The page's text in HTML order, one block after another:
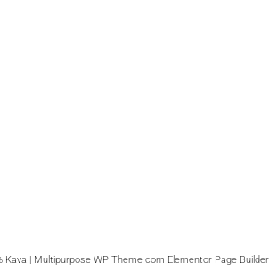
Kava | Multipurpose WP Theme com Elementor Page Builder